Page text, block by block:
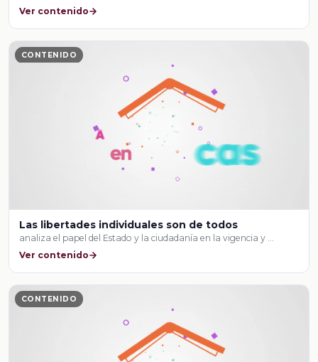
Ver contenido
CONTENIDO
Las libertades individuales son de todos
analiza el papel del Estado y la ciudadanía en la vigencia y …
Ver contenido
CONTENIDO